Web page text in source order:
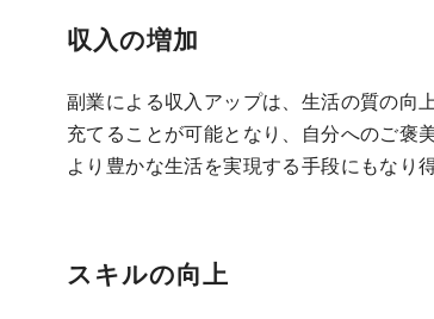
収入の増加
副業による収入アップは、生活の質の向
充てることが可能となり、自分へのご褒
より豊かな生活を実現する手段にもなり得
スキルの向上